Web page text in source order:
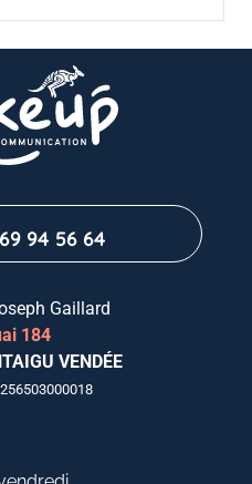
94 56 64
Gaillard
184
VENDÉE